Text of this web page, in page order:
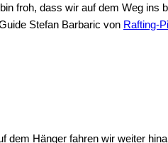
froh, dass wir auf dem Weg ins
Stefan Barbaric von Rafting-
dem Hänger fahren wir weiter